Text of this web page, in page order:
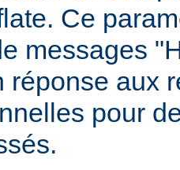
Ce
messages
réponse aux
pour